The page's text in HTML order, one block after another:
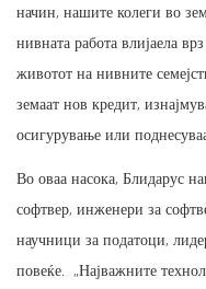
начин, нашите колеги во
нивната работа влијаела
животот на нивните
земаат нов кредит,
осигурување или
Во оваа насока, Блидарус
софтвер, инженери за
научници за податоци,
повеќе. „Најважните